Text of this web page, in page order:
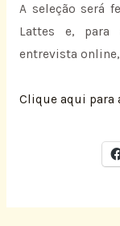
A seleção será
Lattes e, para
entrevista
Clique aqui para